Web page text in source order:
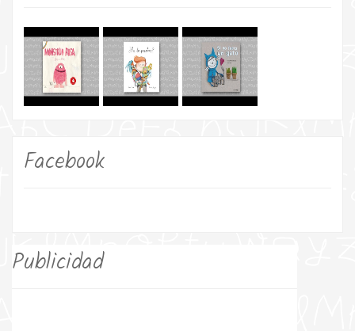
Facebook
Publicidad